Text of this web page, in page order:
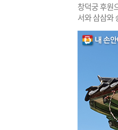
창덕궁 후원
서와 삼삼와